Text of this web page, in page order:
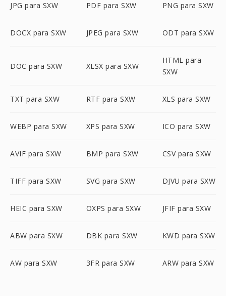
JPG para SXW PDF para SXW PNG para SXW
DOCX para SXW JPEG para SXW ODT para SXW
DOC para SXW XLSX para SXW
HTML para
SXW
TXT para SXW RTF para SXW XLS para SXW
WEBP para SXW XPS para SXW ICO para SXW
AVIF para SXW BMP para SXW CSV para SXW
TIFF para SXW SVG para SXW DJVU para SXW
HEIC para SXW OXPS para SXW JFIF para SXW
ABW para SXW DBK para SXW KWD para SXW
AW para SXW 3FR para SXW ARW para SXW